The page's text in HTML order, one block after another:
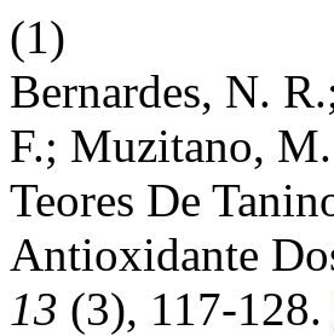
(1)
Bernardes, N.
F.; Muzitano,
Teores De
Antioxidante
13 (3), 117-128.